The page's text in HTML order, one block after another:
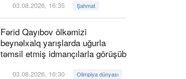
03.08.2026, 16:35 Şahmat
Fərid Qayıbov ölkəmizi
beynəlxalq yarışlarda uğurla
təmsil etmiş idmançılarla görüşüb
03.08.2026, 16:30 Olimpiya dünyası